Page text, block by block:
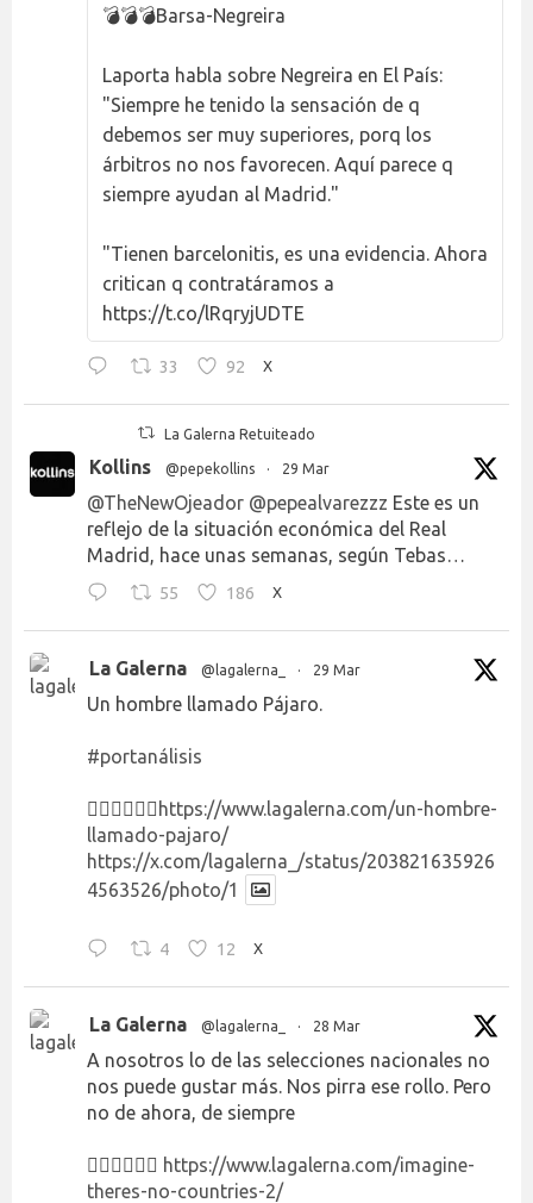
💣💣💣Barsa-Negreira
Laporta habla sobre Negreira en El País:
"Siempre he tenido la sensación de q
debemos ser muy superiores, porq los
árbitros no nos favorecen. Aquí parece q
siempre ayudan al Madrid."
"Tienen barcelonitis, es una evidencia. Ahora
critican q contratáramos a
https://t.co/lRqryjUDTE
33 92 X
La Galerna Retuiteado
Kollins @pepekollins · 29 Mar
@TheNewOjeador @pepealvarezzz Este es un
reflejo de la situación económica del Real
Madrid, hace unas semanas, según Tebas…
55 186 X
La Galerna @lagalerna_ · 29 Mar
Un hombre llamado Pájaro.
#portanálisis
👉🏻👉🏻👉🏻 https://www.lagalerna.com/un-hombre-
llamado-pajaro/
https://x.com/lagalerna_/status/203821635926
4563526/photo/1
4 12 X
La Galerna @lagalerna_ · 28 Mar
A nosotros lo de las selecciones nacionales no
nos puede gustar más. Nos pirra ese rollo. Pero
no de ahora, de siempre
👉🏻👉🏻👉🏻 https://www.lagalerna.com/imagine-
theres-no-countries-2/